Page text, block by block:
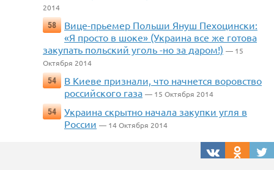
2014
58
Вице-прьемер Польши Януш Пехоцински:
«Я просто в шоке» (Украина все же готова
закупать польский уголь -но за даром!) — 15
Октября 2014
54
В Киеве признали, что начнется воровство
российского газа — 15 Октября 2014
54
Украина скрытно начала закупки угля в
России — 14 Октября 2014